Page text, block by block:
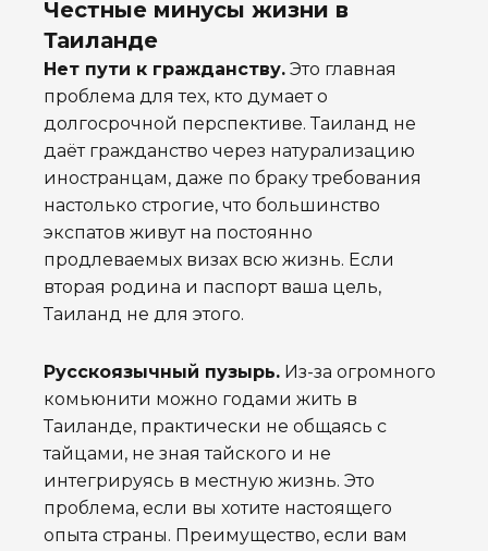
Честные минусы жизни в
Таиланде
Нет пути к гражданству. Это главная
проблема для тех, кто думает о
долгосрочной перспективе. Таиланд не
даёт гражданство через натурализацию
иностранцам, даже по браку требования
настолько строгие, что большинство
экспатов живут на постоянно
продлеваемых визах всю жизнь. Если
вторая родина и паспорт ваша цель,
Таиланд не для этого.
Русскоязычный пузырь. Из-за огромного
комьюнити можно годами жить в
Таиланде, практически не общаясь с
тайцами, не зная тайского и не
интегрируясь в местную жизнь. Это
проблема, если вы хотите настоящего
опыта страны. Преимущество, если вам